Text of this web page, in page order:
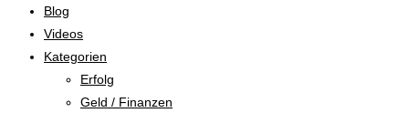
Blog
Videos
Kategorien
Erfolg
Geld / Finanzen